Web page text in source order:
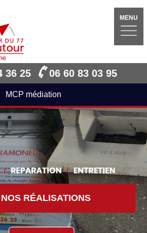
MENU
36 25 06 60 83 03 95
MCP médiation
RÉALISATIONS